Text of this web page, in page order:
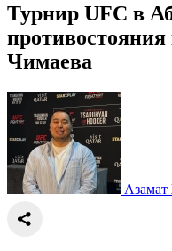
Турнир UFC в
Чимаева